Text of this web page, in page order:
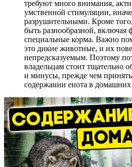
требуют много внимания,
умственной стимуляции,
разрушительными. Кроме
быть разнообразной,
специальные корма. Важно
это дикие животные, и их
непредсказуемым. Поэтому
владельцам стоит тщательно
и минусы, прежде чем
содержании енота в домашних